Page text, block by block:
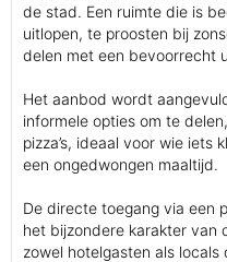
de stad. Een ruimte die is
uitlopen, te proosten bij
delen met een bevoorrecht
Het aanbod wordt
informele opties om te
pizza’s, ideaal voor wie iets
een ongedwongen maaltijd.
De directe toegang via een
het bijzondere karakter van
zowel hotelgasten als locals